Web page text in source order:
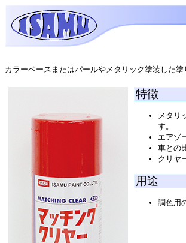
カラーベースまたはパールやメタリック塗装した
特徴
メタリ
す。
エアゾ
車との
クリヤ
用途
調色用